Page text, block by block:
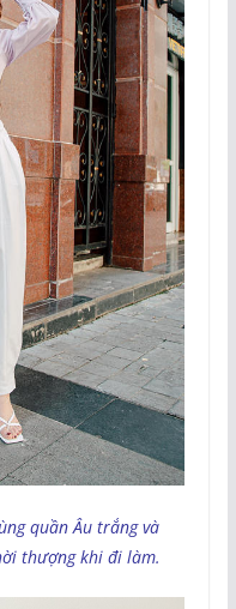
quần Âu trắng và
thượng khi đi làm.